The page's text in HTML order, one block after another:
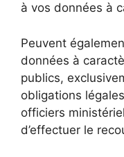
à vos données à
Peuvent
données à
publics,
obligations
officiers
d’effectuer le